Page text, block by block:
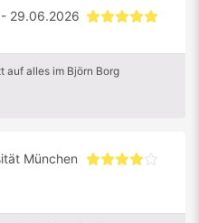
29.06.2026
auf alles im Björn Borg
München